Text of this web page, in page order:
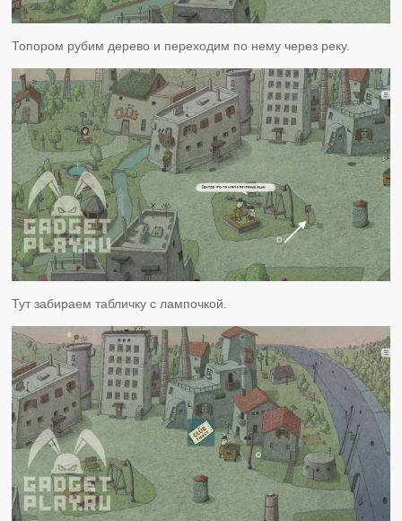
Топором рубим дерево и переходим по нему через реку.
Тут забираем табличку с лампочкой.